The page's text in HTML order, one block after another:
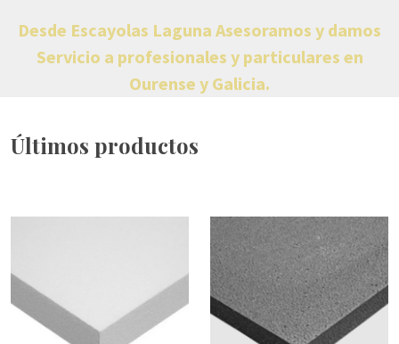
Desde Escayolas Laguna Asesoramos y damos
Servicio a profesionales y particulares en
Ourense y Galicia.
Últimos productos